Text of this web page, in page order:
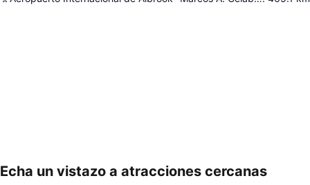
Echa un vistazo a atracciones cercanas